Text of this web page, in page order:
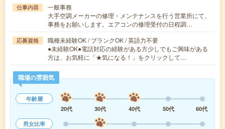
仕事内容
一般事務
大手空調メーカーの修理・メンテナンスを行う営業所にて、
事務をお願いします。エアコンの修理受付の日程調…
応募資格
職種未経験OK / ブランクOK / 英語力不要
●未経験OK●電話対応の経験がある方少しでもご興味がある
方は、お気軽に「★気になる！」をクリックして…
職場の雰囲気
年齢層
20代
30代 40代 50代
60代
男女比率